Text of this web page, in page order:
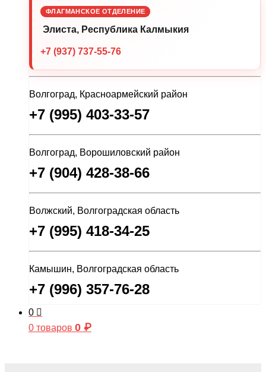
ФЛАГМАНСКОЕ ОТДЕЛЕНИЕ
Элиста, Республика Калмыкия
+7 (937) 737-55-76
Волгоград, Красноармейский район
+7 (995) 403-33-57
Волгоград, Ворошиловский район
+7 (904) 428-38-66
Волжский, Волгоградская область
+7 (995) 418-34-25
Камышин, Волгоградская область
+7 (996) 357-76-28
0
0 товаров 0 ₽